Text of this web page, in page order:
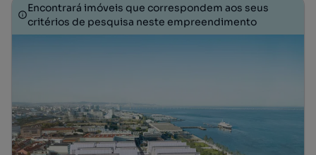
Encontrará imóveis que correspondem aos seus
critérios de pesquisa neste empreendimento